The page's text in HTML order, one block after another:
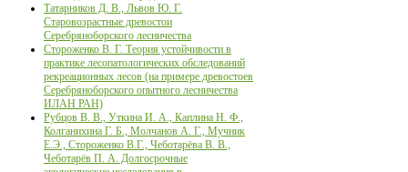
Татарников Д. В., Львов Ю. Г.
Старовозрастные древостои
Серебряноборского лесничества
Стороженко В. Г. Теория устойчивости в
практике лесопатологических обследований
рекреационных лесов (на примере древостоев
Серебряноборского опытного лесничества
ИЛАН РАН)
Рубцов В. В., Уткина И. А., Каплина Н. Ф.,
Колганихина Г. Б., Молчанов А. Г., Мучник
Е.Э., Стороженко В.Г., Чеботарёва В. В.,
Чеботарёв П. А. Долгосрочные